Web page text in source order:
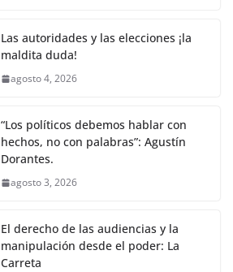
Las autoridades y las elecciones ¡la
maldita duda!
agosto 4, 2026
“Los políticos debemos hablar con
hechos, no con palabras”: Agustín
Dorantes.
agosto 3, 2026
El derecho de las audiencias y la
manipulación desde el poder: La
Carreta